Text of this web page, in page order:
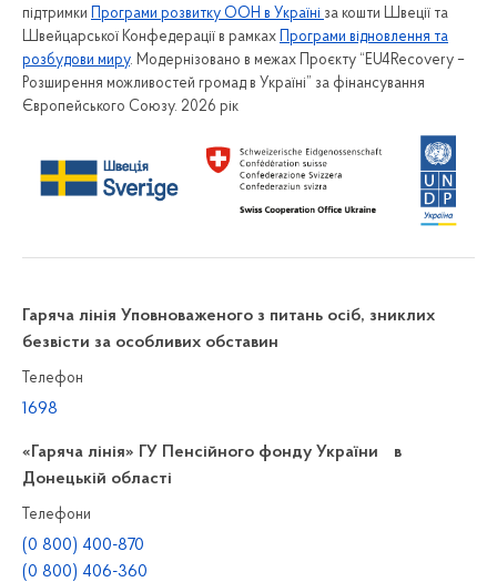
підтримки
Програми розвитку ООН в Україні за кошти Швеції та
Швейцарської Конфедерації в рамках
Програми відновлення та
розбудови миру. Модернізовано в межах Проєкту “EU4Recovery –
Розширення можливостей громад в Україні” за фінансування
Європейського Союзу. 2026 рік
Гаряча лінія Уповноваженого з питань осіб, зниклих
безвісти за особливих обставин
Телефон
1698
«Гаряча лінія» ГУ Пенсійного фонду України в
Донецькій області
Телефони
(0 800) 400-870
(0 800) 406-360